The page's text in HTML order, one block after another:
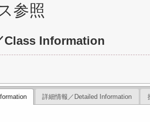
参照
Class Information
詳細情報／Detailed Information